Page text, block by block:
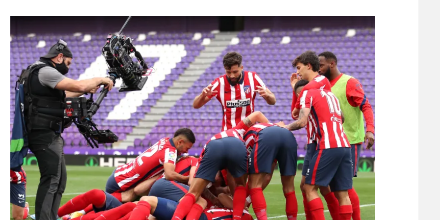
תקנון עבור פעילות אלקטרה
תקנון עבור פעילות ספורט 1 – "מרלן"
טניס
גיימינג E-Sports
תנאי שימוש
מדיניות פרטיות
תקנון פעילות ספורט 1
רשיון להקרנה פומבית לבית עסק
הצטרפות לחבילת הערוצים
לוח דרושים – ג'ובנט
הפועל תל אביב
הפועל חיפה
הפועל באר שבע
מכבי נתניה
בני יהודה
ליגה סינית
ליגה ברזילאית
ליגות נוספות